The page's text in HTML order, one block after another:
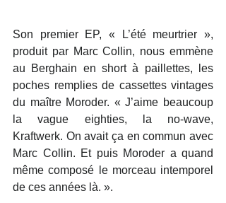
Son premier EP, « L’été meurtrier »,
produit par Marc Collin, nous emmène
au Berghain en short à paillettes, les
poches remplies de cassettes vintages
du maître Moroder. « J’aime beaucoup
la vague eighties, la no-wave,
Kraftwerk. On avait ça en commun avec
Marc Collin. Et puis Moroder a quand
même composé le morceau intemporel
de ces années là. ».